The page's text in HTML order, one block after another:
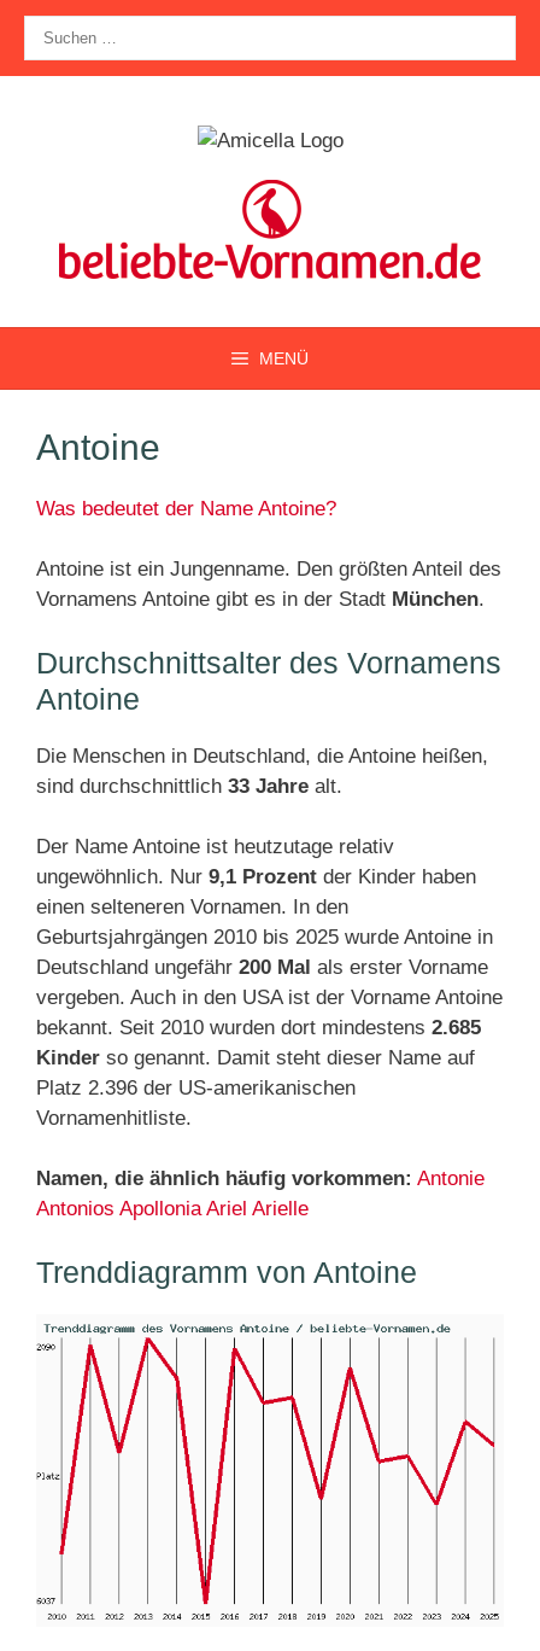
Zum
Inhalt
springen
nach:
MENÜ
Antoine
Was bedeutet der Name Antoine?
Antoine ist ein Jungenname. Den größten Anteil des
Vornamens Antoine gibt es in der Stadt München.
Durchschnittsalter des Vornamens
Antoine
Die Menschen in Deutschland, die Antoine heißen,
sind durchschnittlich 33 Jahre alt.
Der Name Antoine ist heutzutage relativ
ungewöhnlich. Nur 9,1 Prozent der Kinder haben
einen selteneren Vornamen. In den
Geburtsjahrgängen 2010 bis 2025 wurde Antoine in
Deutschland ungefähr 200 Mal als erster Vorname
vergeben. Auch in den USA ist der Vorname Antoine
bekannt. Seit 2010 wurden dort mindestens 2.685
Kinder so genannt. Damit steht dieser Name auf
Platz 2.396 der US-amerikanischen
Vornamenhitliste.
Namen, die ähnlich häufig vorkommen: Antonie
Antonios Apollonia Ariel Arielle
Trenddiagramm von Antoine